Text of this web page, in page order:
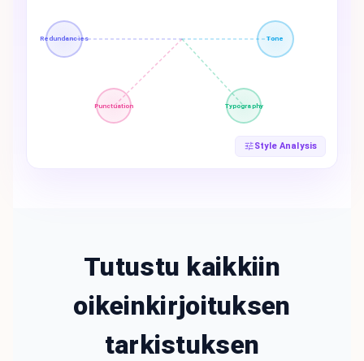
Redundancies Tone
Punctuation Typography
Style Analysis
Tutustu kaikkiin
oikeinkirjoituksen
tarkistuksen